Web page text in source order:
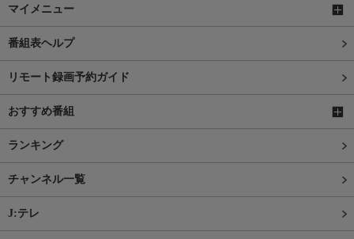
マイメニュー
番組表ヘルプ
リモート録画予約ガイド
おすすめ番組
ランキング
チャンネル一覧
J:テレ